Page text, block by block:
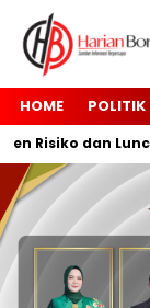
HOME POLITIK
Risiko dan